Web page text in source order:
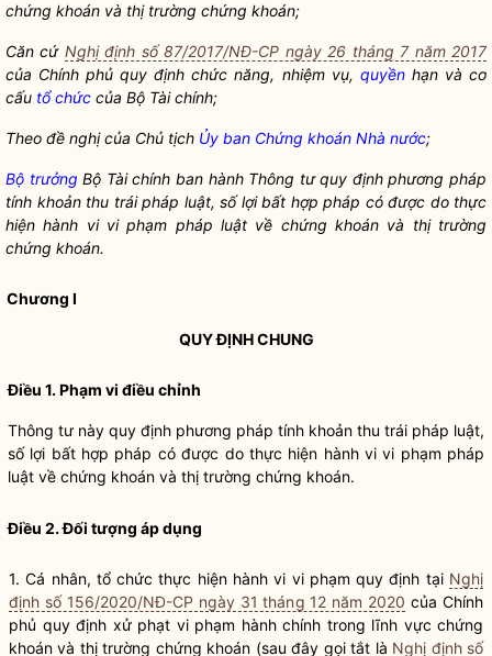
chứng khoán và thị trường chứng khoán;
Căn cứ Nghị định số 87/2017/NĐ-CP ngày 26 tháng 7 năm 2017
của Chính phủ quy định chức năng, nhiệm vụ, quyềnhạn và cơ
cấu tổ chức của Bộ Tài chính;
Theo đề nghị của Chủ tịch Ủy ban Chứng khoán Nhà nước;
Bộ trưởng Bộ Tài chính ban hành Thông tư quy định phương pháp
tính khoản thu trái pháp luật, số lợi bất hợp pháp có được do thực
hiệnhành vi vi phạm pháp luật về chứng khoán và thị trường
chứng khoán.
Chương I
QUY ĐỊNH CHUNG
Điều 1. Phạm vi điều chỉnh
Thông tư này quy định phương pháp tính khoản thu trái pháp luật,
số lợi bất hợp pháp có được do thực hiện hành vi vi phạm pháp
luật về chứng khoán và thị trường chứng khoán.
Điều 2. Đối tượng áp dụng
1. Cá nhân, tổ chức thực hiện hành vi vi phạm quy định tại Nghị
định số 156/2020/NĐ-CP ngày 31 tháng 12 năm 2020 của Chính
phủ quy định xử phạt vi phạm hành chính trong lĩnh vực chứng
khoán và thị trường chứng khoán (sau đây gọi tắt là Nghị định số